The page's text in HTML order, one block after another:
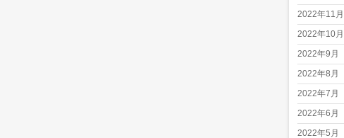
2022年11月
2022年10月
2022年9月
2022年8月
2022年7月
2022年6月
2022年5月